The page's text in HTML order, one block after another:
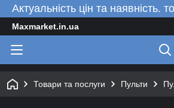
Актуальність цін та наявність.
Maxmarket.in.ua
Товари та послуги Пульти